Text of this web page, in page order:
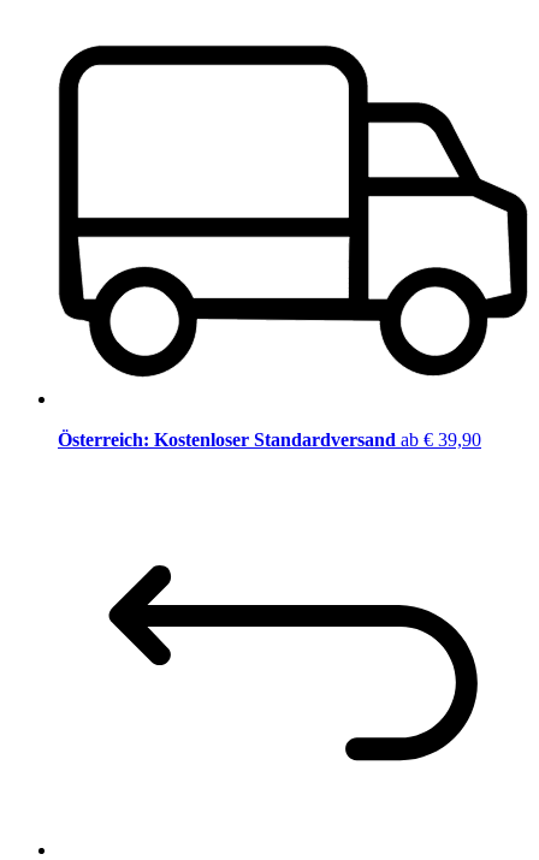
Österreich: Kostenloser Standardversand ab € 39,90